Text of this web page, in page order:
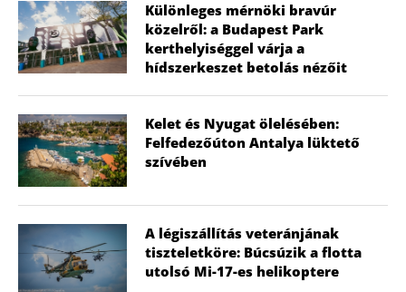
Különleges mérnöki bravúr
közelről: a Budapest Park
kerthelyiséggel várja a
hídszerkeszet betolás nézőit
Kelet és Nyugat ölelésében:
Felfedezőúton Antalya lüktető
szívében
A légiszállítás veteránjának
tiszteletköre: Búcsúzik a flotta
utolsó Mi-17-es helikoptere